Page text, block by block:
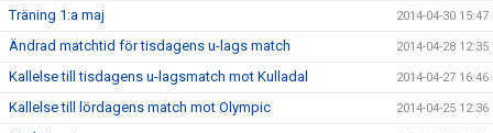
Träning 1:a maj 2014-04-30 15:47
Ändrad matchtid för tisdagens u-lags match 2014-04-28 12:35
Kallelse till tisdagens u-lagsmatch mot Kulladal 2014-04-27 16:46
Kallelse till lördagens match mot Olympic 2014-04-25 12:36